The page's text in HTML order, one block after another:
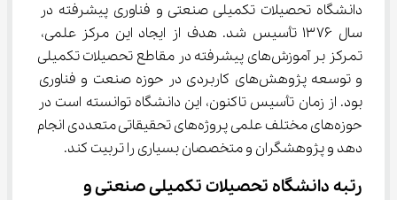
دانشگاه تحصیلات تکمیلی صنعتی و فناوری پیشرفته در
سال ۱۳۷۶ تأسیس شد. هدف از ایجاد این مرکز علمی،
تمرکز بر آموزش‌های پیشرفته در مقاطع تحصیلات تکمیلی
و توسعه پژوهش‌های کاربردی در حوزه صنعت و فناوری
بود. از زمان تأسیس تاکنون، این دانشگاه توانسته است در
حوزه‌های مختلف علمی پروژه‌های تحقیقاتی متعددی انجام
دهد و پژوهشگران و متخصصان بسیاری را تربیت کند.
رتبه دانشگاه تحصیلات تکمیلی صنعتی و